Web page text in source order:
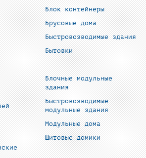
Блок контейнеры
Брусовые дома
Быстровозводимые здания
Бытовки
Блочные модульные
здания
Быстровозводимые
модульные здания
Модульные дома
Щитовые домики